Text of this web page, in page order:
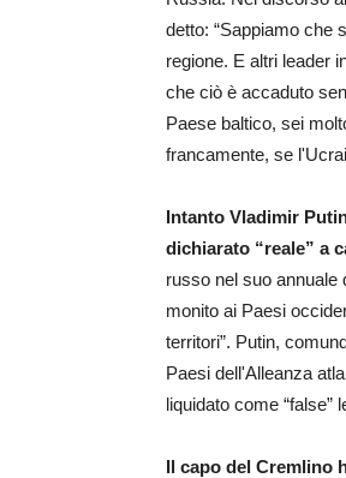
detto: “Sappiamo che
regione. E altri leader
che ciò è accaduto
Paese baltico, sei
francamente, se
Intanto Vladimir
dichiarato “reale” a
russo nel suo annuale
monito ai Paesi
territori”. Putin,
Paesi dell'Alleanza
liquidato come
Il capo del Cremlino